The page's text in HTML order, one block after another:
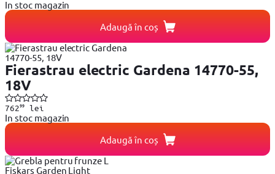
In stoc magazin
Adaugă în coș
Fierastrau electric Gardena 14770-55,
18V
76299lei
In stoc magazin
Adaugă în coș